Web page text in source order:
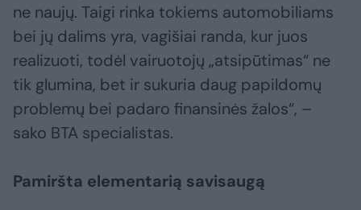
ne naujų. Taigi rinka tokiems automobiliams
bei jų dalims yra, vagišiai randa, kur juos
realizuoti, todėl vairuotojų „atsipūtimas“ ne
tik glumina, bet ir sukuria daug papildomų
problemų bei padaro finansinės žalos“, –
sako BTA specialistas.
Pamiršta elementarią savisaugą